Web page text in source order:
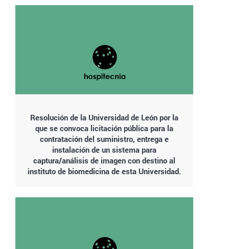
Resolución de la Universidad de León por la
que se convoca licitación pública para la
contratación del suministro, entrega e
instalación de un sistema para
captura/análisis de imagen con destino al
instituto de biomedicina de esta Universidad.